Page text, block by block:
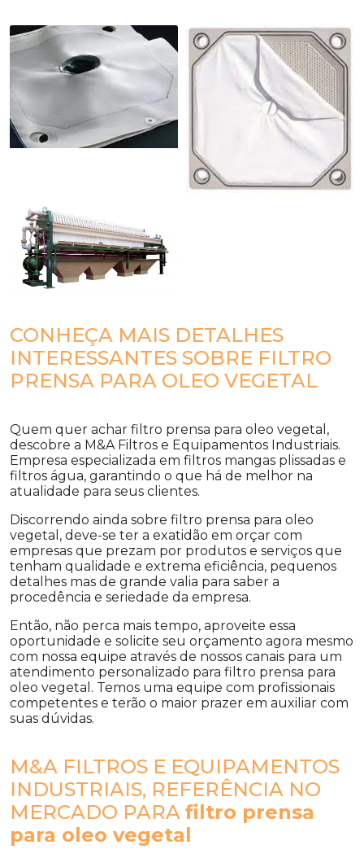
CONHEÇA MAIS DETALHES
INTERESSANTES SOBRE FILTRO
PRENSA PARA OLEO VEGETAL
Quem quer achar filtro prensa para oleo vegetal ,
descobre a M&A Filtros e Equipamentos Industriais.
Empresa especializada em filtros mangas plissadas e
filtros água, garantindo o que há de melhor na
atualidade para seus clientes.
Discorrendo ainda sobre filtro prensa para oleo
vegetal , deve-se ter a exatidão em orçar com
empresas que prezam por produtos e serviços que
tenham qualidade e extrema eficiência, pequenos
detalhes mas de grande valia para saber a
procedência e seriedade da empresa.
Então, não perca mais tempo, aproveite essa
oportunidade e solicite seu orçamento agora mesmo
com nossa equipe através de nossos canais para um
atendimento personalizado para filtro prensa para
oleo vegetal . Temos uma equipe com profissionais
competentes e terão o maior prazer em auxiliar com
suas dúvidas.
M&A FILTROS E EQUIPAMENTOS
INDUSTRIAIS, REFERÊNCIA NO
MERCADO PARA filtro prensa
para oleo vegetal